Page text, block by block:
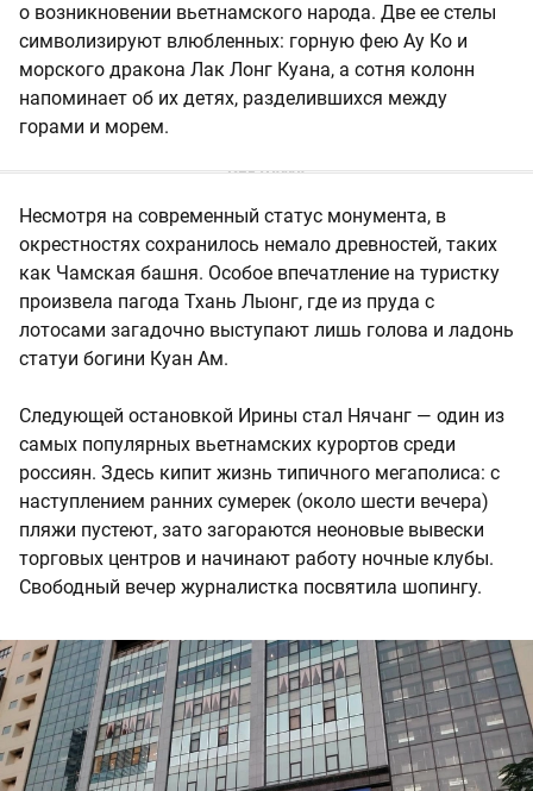
о возникновении вьетнамского народа. Две ее стелы
символизируют влюбленных: горную фею Ау Ко и
морского дракона Лак Лонг Куана, а сотня колонн
напоминает об их детях, разделившихся между
горами и морем.
Несмотря на современный статус монумента, в
окрестностях сохранилось немало древностей, таких
как Чамская башня. Особое впечатление на туристку
произвела пагода Тхань Лыонг, где из пруда с
лотосами загадочно выступают лишь голова и ладонь
статуи богини Куан Ам.
Следующей остановкой Ирины стал Нячанг — один из
самых популярных вьетнамских курортов среди
россиян. Здесь кипит жизнь типичного мегаполиса: с
наступлением ранних сумерек (около шести вечера)
пляжи пустеют, зато загораются неоновые вывески
торговых центров и начинают работу ночные клубы.
Свободный вечер журналистка посвятила шопингу.